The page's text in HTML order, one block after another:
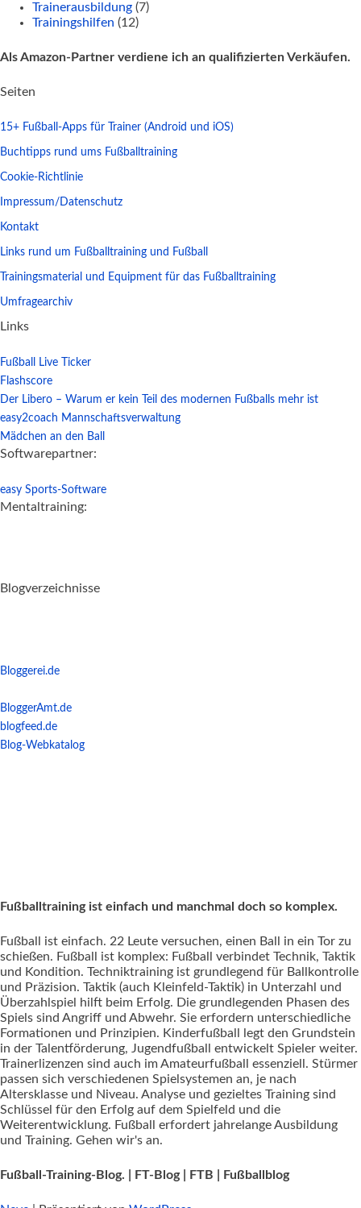
Trainerausbildung (7)
Trainingshilfen (12)
Als Amazon-Partner verdiene ich an qualifizierten Verkäufen.
Seiten
15+ Fußball-Apps für Trainer (Android und iOS)
Buchtipps rund ums Fußballtraining
Cookie-Richtlinie
Impressum/Datenschutz
Kontakt
Links rund um Fußballtraining und Fußball
Trainingsmaterial und Equipment für das Fußballtraining
Umfragearchiv
Links
Fußball Live Ticker
Flashscore
Der Libero – Warum er kein Teil des modernen Fußballs mehr ist
easy2coach Mannschaftsverwaltung
Mädchen an den Ball
Softwarepartner:
easy Sports-Software
Mentaltraining:
Blogverzeichnisse
Bloggerei.de
BloggerAmt.de
blogfeed.de
Blog-Webkatalog
Fußballtraining ist einfach und manchmal doch so komplex.
Fußball ist einfach. 22 Leute versuchen, einen Ball in ein Tor zu
schießen. Fußball ist komplex: Fußball verbindet Technik, Taktik
und Kondition. Techniktraining ist grundlegend für Ballkontrolle
und Präzision. Taktik (auch Kleinfeld-Taktik) in Unterzahl und
Überzahlspiel hilft beim Erfolg. Die grundlegenden Phasen des
Spiels sind Angriff und Abwehr. Sie erfordern unterschiedliche
Formationen und Prinzipien. Kinderfußball legt den Grundstein
in der Talentförderung, Jugendfußball entwickelt Spieler weiter.
Trainerlizenzen sind auch im Amateurfußball essenziell. Stürmer
passen sich verschiedenen Spielsystemen an, je nach
Altersklasse und Niveau. Analyse und gezieltes Training sind
Schlüssel für den Erfolg auf dem Spielfeld und die
Weiterentwicklung. Fußball erfordert jahrelange Ausbildung
und Training. Gehen wir's an.
Fußball-Training-Blog. | FT-Blog | FTB | Fußballblog